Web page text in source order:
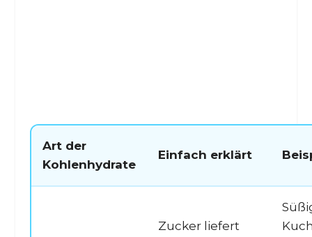
Art der
Kohlenhydrate
Einfach erklärt
Zucker liefert